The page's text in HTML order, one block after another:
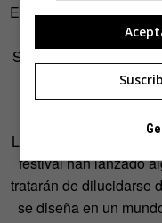
El programa de
no está cerrado.
Studio Mut, Alexandra
principal de este
Las intervenciones
festival han lanzado
tratarán de dilucidarse
se diseña en un